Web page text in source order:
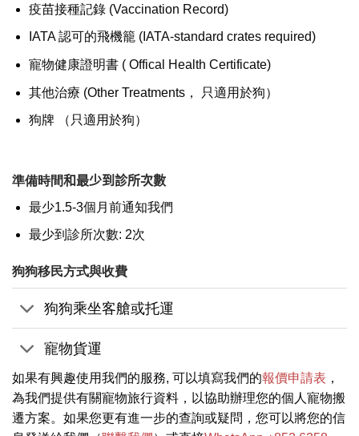
疫苗接種記錄 (Vaccination Record)
IATA 認可的飛機籠 (IATA-standard crates required)
寵物健康證明書 ( Offical Health Certificate)
其他治療 (Other Treatments， 只適用於狗）
狗牌 （只適用於狗）
準備時間和最少到診所次數
最少1.5-3個月前通知我們
最少到診所次數: 2次
狗狗移民方式與收費
狗狗乘坐客艙或托運
寵物貨運
如果有興趣使用我們的服務, 可以填寫我們的報價申請表 ，
為我們提供有關寵物旅行資料，以協助辦理您的個人寵物搬
遷方案。如果您更有進一步的查詢或疑問，您可以將您的信